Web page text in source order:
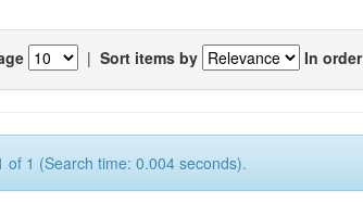
| Sort items by In order
of 1 (Search time: 0.004 seconds).